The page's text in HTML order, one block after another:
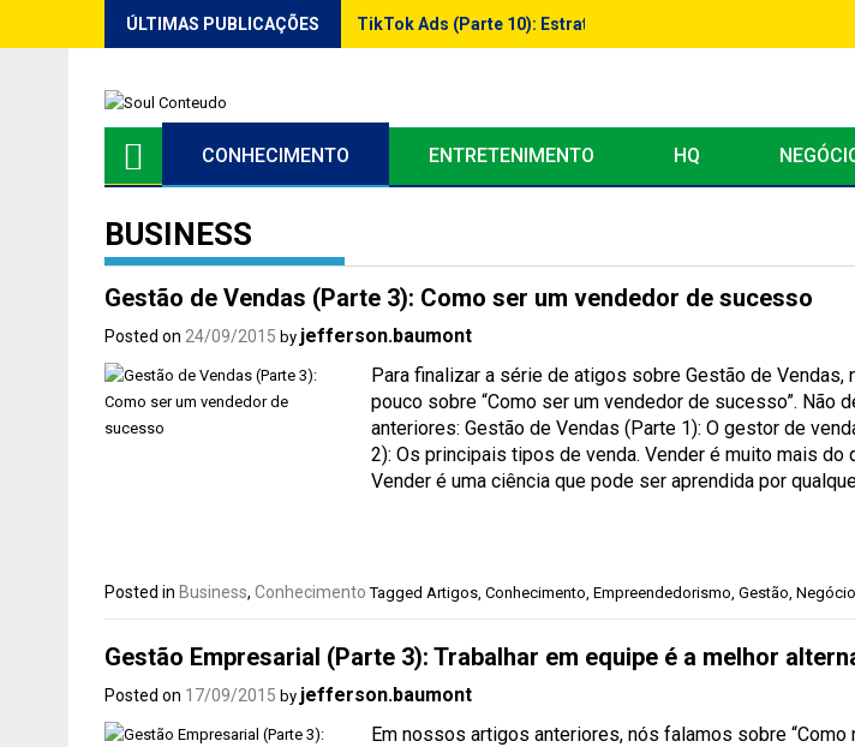
ÚLTIMAS PUBLICAÇÕES TikTok Ads (Parte 10): Estratégias Avançadas para Escalar
CONHECIMENTO ENTRETENIMENTO HQ
BUSINESS
Gestão de Vendas (Parte 3): Como ser um vendedor de sucesso
Posted on 24/09/2015 by jefferson.baumont
Para finalizar a série de atigos sobre Gestão de Vendas,
pouco sobre “Como ser um vendedor de sucesso”. Não
anteriores: Gestão de Vendas (Parte 1): O gestor de
2): Os principais tipos de venda. Vender é muito mais do
Vender é uma ciência que pode ser aprendida por
Posted in Business, Conhecimento Tagged Artigos, Conhecimento, Empreendedorismo, Gestão,
Gestão Empresarial (Parte 3): Trabalhar em equipe é a melhor
Posted on 17/09/2015 by jefferson.baumont
Em nossos artigos anteriores, nós falamos sobre “Como